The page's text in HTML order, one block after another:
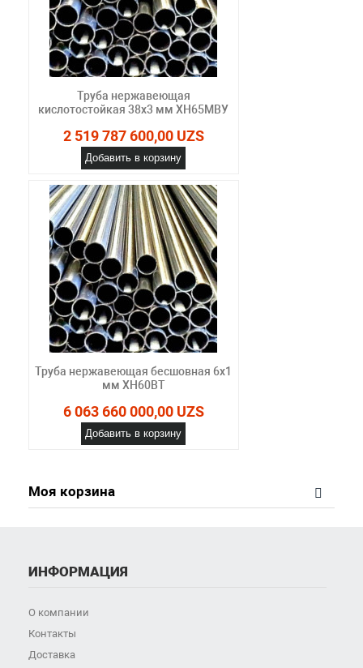
Труба нержавеющая
кислотостойкая 38х3 мм ХН65МВУ
2 519 787 600,00 UZS
Добавить в корзину
Труба нержавеющая бесшовная 6х1
мм ХН60ВТ
6 063 660 000,00 UZS
Добавить в корзину
Моя корзина
ИНФОРМАЦИЯ
О компании
Контакты
Доставка